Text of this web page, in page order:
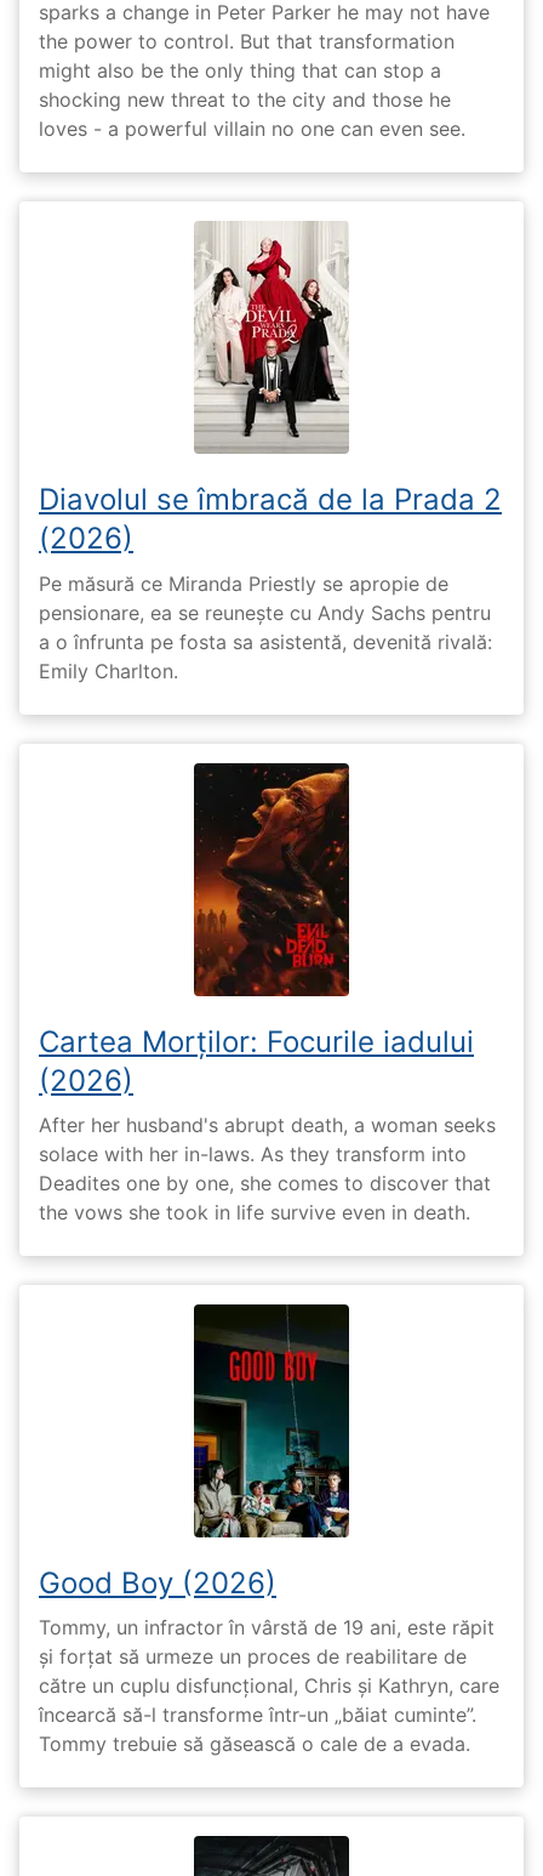
sparks a change in Peter Parker he may not have
the power to control. But that transformation
might also be the only thing that can stop a
shocking new threat to the city and those he
loves - a powerful villain no one can even see.
Diavolul se îmbracă de la Prada 2
(2026)
Pe măsură ce Miranda Priestly se apropie de
pensionare, ea se reunește cu Andy Sachs pentru
a o înfrunta pe fosta sa asistentă, devenită rivală:
Emily Charlton.
Cartea Morților: Focurile iadului
(2026)
After her husband's abrupt death, a woman seeks
solace with her in-laws. As they transform into
Deadites one by one, she comes to discover that
the vows she took in life survive even in death.
Good Boy (2026)
Tommy, un infractor în vârstă de 19 ani, este răpit
și forțat să urmeze un proces de reabilitare de
către un cuplu disfuncțional, Chris și Kathryn, care
încearcă să-l transforme într-un „băiat cuminte”.
Tommy trebuie să găsească o cale de a evada.